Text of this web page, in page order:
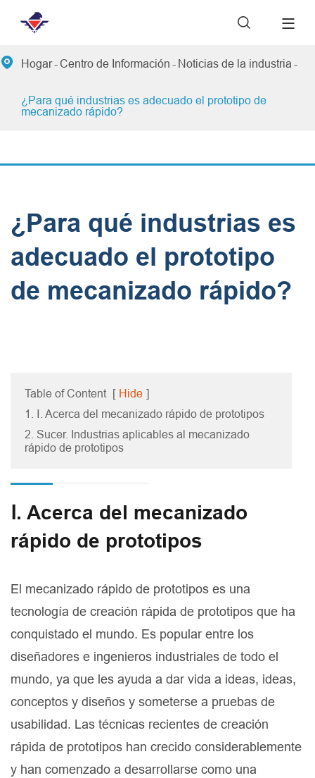

 Hogar Centro de Información Noticias de la industria
¿Para qué industrias es adecuado el prototipo de
mecanizado rápido?
¿Para qué industrias es
adecuado el prototipo
de mecanizado rápido?
Table of Content [ Hide ]
1. Ⅰ. Acerca del mecanizado rápido de prototipos
2. Sucer. Industrias aplicables al mecanizado
rápido de prototipos
Ⅰ. Acerca del mecanizado
rápido de prototipos
El mecanizado rápido de prototipos es una
tecnología de creación rápida de prototipos que ha
conquistado el mundo. Es popular entre los
diseñadores e ingenieros industriales de todo el
mundo, ya que les ayuda a dar vida a ideas, ideas,
conceptos y diseños y someterse a pruebas de
usabilidad. Las técnicas recientes de creación
rápida de prototipos han crecido considerablemente
y han comenzado a desarrollarse como una